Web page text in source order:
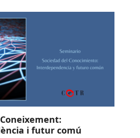
i futur comú